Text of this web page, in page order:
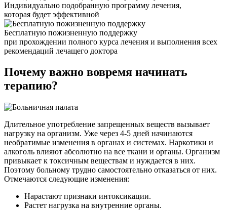
Индивидуально подобранную программу лечения,
которая будет эффективной
Бесплатную пожизненную поддержку
при прохождении полного курса лечения и выполнения всех
рекомендаций лечащего доктора
Почему важно вовремя начинать
терапию?
Длительное употребление запрещенных веществ вызывает
нагрузку на организм. Уже через 4-5 дней начинаются
необратимые изменения в органах и системах. Наркотики и
алкоголь влияют абсолютно на все ткани и органы. Организм
привыкает к токсичным веществам и нуждается в них.
Поэтому больному трудно самостоятельно отказаться от них.
Отмечаются следующие изменения:
Нарастают признаки интоксикации.
Растет нагрузка на внутренние органы.